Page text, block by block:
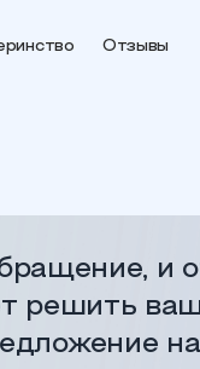
Отзывы
и
решить